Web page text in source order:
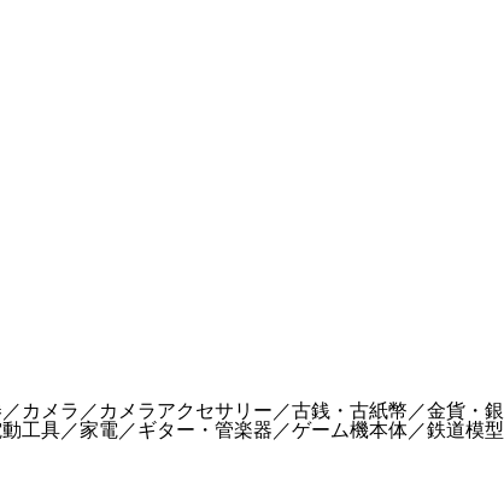
カメラ／カメラアクセサリー／古銭・古紙幣／金貨・銀
工具／家電／ギター・管楽器／ゲーム機本体／鉄道模型